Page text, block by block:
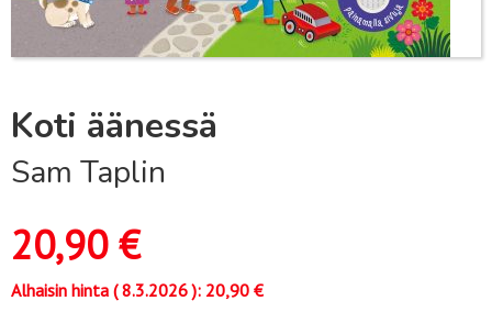
Koti äänessä
Sam Taplin
20,90€
Alhaisin hinta (8.3.2026): 20,90 €